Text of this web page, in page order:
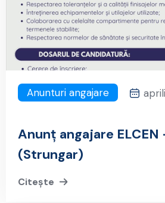
Anunturi angajare
Anunț angajare
(Strungar)
Citește